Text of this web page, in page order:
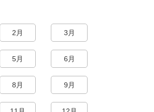
2月 3月
5月 6月
8月 9月